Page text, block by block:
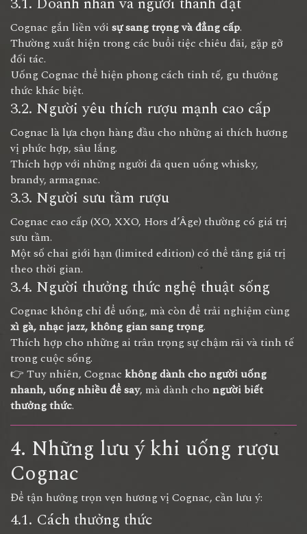
Cognac gắn liền với sự sang trọng và đẳng cấp.
Thường xuất hiện trong các buổi tiệc chiêu đãi, gặp gỡ
đối tác.
Uống Cognac thể hiện phong cách tinh tế, gu thưởng
thức khác biệt.
3.2. Người yêu thích rượu mạnh cao cấp
Cognac là lựa chọn hàng đầu cho những ai thích hương
vị phức hợp, sâu lắng.
Thích hợp với những người đã quen uống whisky,
brandy, armagnac.
3.3. Người sưu tầm rượu
Cognac cao cấp (XO, XXO, Hors d’Âge) thường có giá trị
sưu tầm.
Một số chai giới hạn (limited edition) có thể tăng giá trị
theo thời gian.
3.4. Người thưởng thức nghệ thuật sống
Cognac không chỉ để uống, mà còn để trải nghiệm cùng
xì gà, nhạc jazz, không gian sang trọng.
Thích hợp cho những ai trân trọng sự chậm rãi và tinh tế
trong cuộc sống.
👉 Tuy nhiên, Cognac không dành cho người uống
nhanh, uống nhiều để say, mà dành cho người biết
thưởng thức.
4. Những lưu ý khi uống rượu
Cognac
Để tận hưởng trọn vẹn hương vị Cognac, cần lưu ý:
4.1. Cách thưởng thức